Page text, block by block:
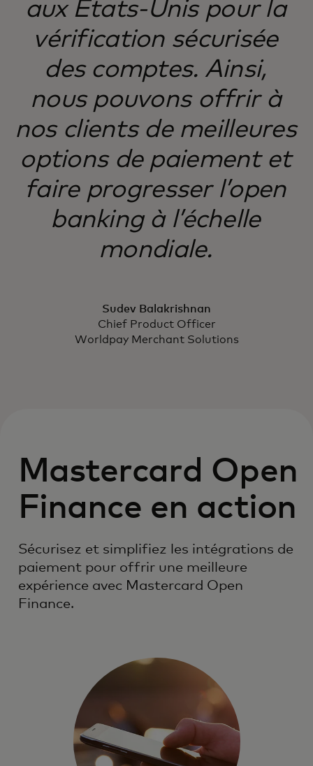
aux États-Unis pour la
vérification sécurisée
des comptes. Ainsi,
nous pouvons offrir à
nos clients de meilleures
options de paiement et
faire progresser l’open
banking à l’échelle
mondiale.
Sudev Balakrishnan
Chief Product Officer
Worldpay Merchant Solutions
Mastercard Open
Finance en action
Sécurisez et simplifiez les intégrations de
paiement pour offrir une meilleure
expérience avec Mastercard Open
Finance.